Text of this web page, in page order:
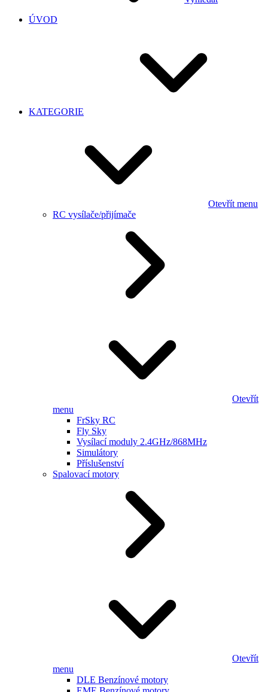
ÚVOD
KATEGORIE
Otevřít menu
RC vysílače/přijímače
Otevřít
menu
FrSky RC
Fly Sky
Vysílací moduly 2.4GHz/868MHz
Simulátory
Příslušenství
Spalovací motory
Otevřít
menu
DLE Benzínové motory